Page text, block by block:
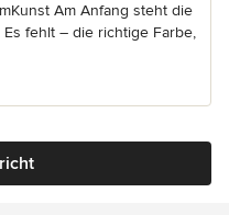
Am Anfang steht die
fehlt – die richtige Farbe,